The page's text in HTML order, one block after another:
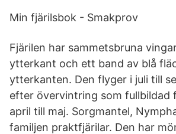
Min fjärilsbok - Smakprov
Fjärilen har sammetsbruna
ytterkant och ett band av blå
ytterkanten. Den flyger i juli till
efter övervintring som fullbildad
april till maj. Sorgmantel,
familjen praktfjärilar. Den har